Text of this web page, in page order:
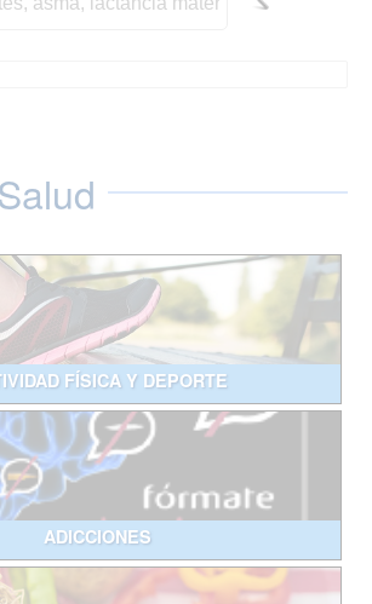
FÍSICA Y DEPORTE
ADICCIONES